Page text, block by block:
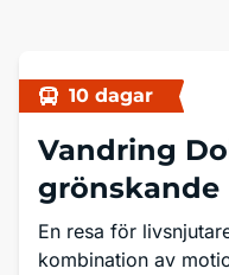
10 dagar
Vandring
grönskande
En resa för
kombination av